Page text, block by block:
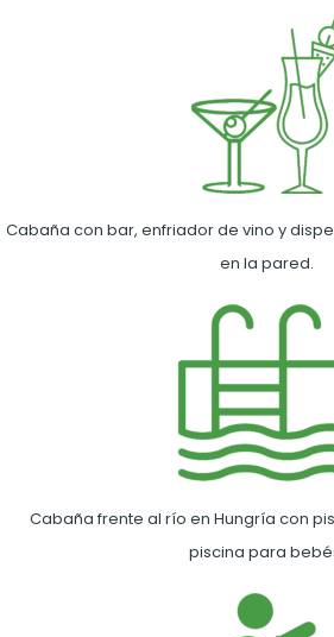
Cabaña con bar, enfriador de vino y
en la pared.
Cabaña frente al río en Hungría con
piscina para